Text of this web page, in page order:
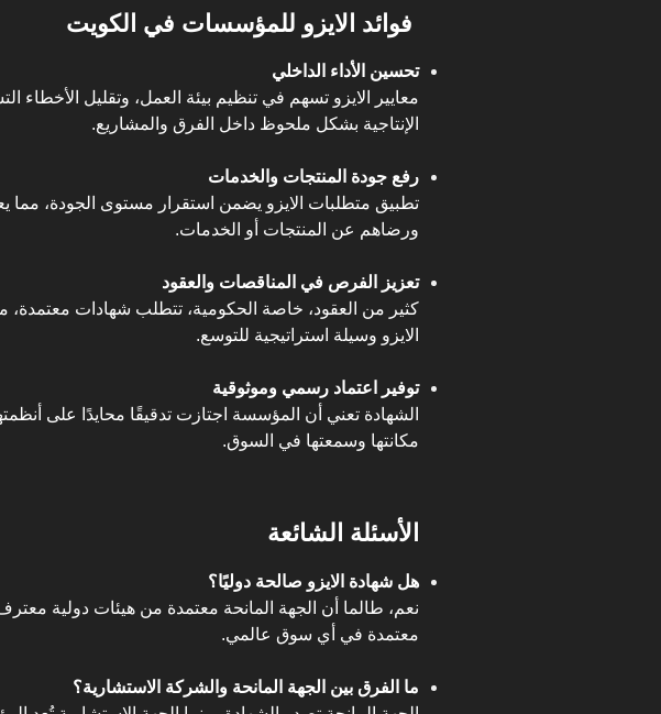
فوائد الايزو للمؤسسات في الكويت
تحسين الأداء الداخلي
معايير الايزو تسهم في تنظيم بيئة العمل، وتقليل الأخطاء
الإنتاجية بشكل ملحوظ داخل الفرق والمشاريع.
رفع جودة المنتجات والخدمات
تطبيق متطلبات الايزو يضمن استقرار مستوى الجودة، مما
ورضاهم عن المنتجات أو الخدمات.
تعزيز الفرص في المناقصات والعقود
كثير من العقود، خاصة الحكومية، تتطلب شهادات
الايزو وسيلة استراتيجية للتوسع.
توفير اعتماد رسمي وموثوقية
الشهادة تعني أن المؤسسة اجتازت تدقيقًا محايدًا على أنظمتها
مكانتها وسمعتها في السوق.
الأسئلة الشائعة
هل شهادة الايزو صالحة دوليًا؟
نعم، طالما أن الجهة المانحة معتمدة من هيئات دولية
معتمدة في أي سوق عالمي.
ما الفرق بين الجهة المانحة والشركة الاستشارية؟